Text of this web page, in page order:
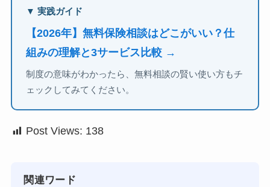
▼ 実践ガイド
【2026年】無料保険相談はどこがいい？仕
組みの理解と3サービス比較 →
制度の意味がわかったら、無料相談の賢い使い方もチ
ェックしてみてください。
Post Views: 138
関連ワード